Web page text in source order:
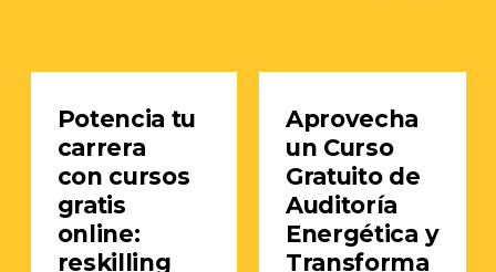
Potencia tu
carrera
con cursos
gratis
online:
reskilling
Aprovecha
un Curso
Gratuito de
Auditoría
Energética y
Transforma